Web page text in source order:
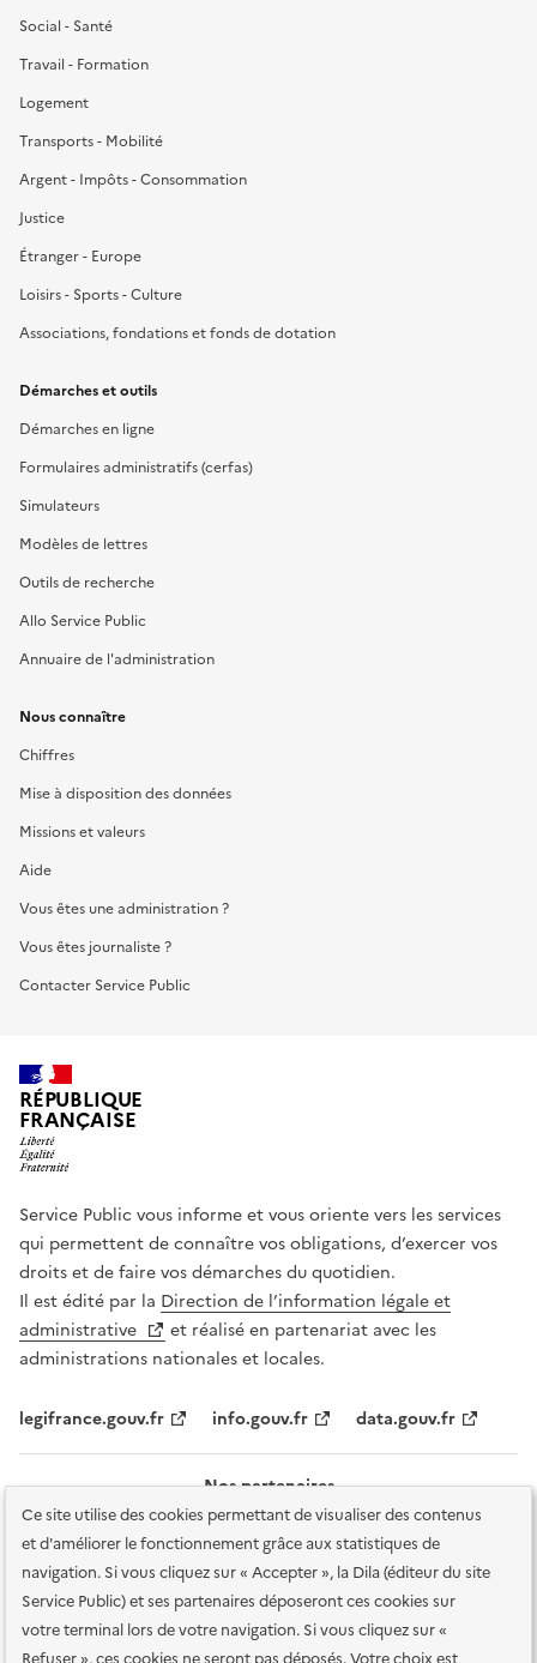
Ce site utilise des cookies permettant de visualiser des contenus
et d'améliorer le fonctionnement grâce aux statistiques de
navigation. Si vous cliquez sur « Accepter », la Dila (éditeur du site
Service Public) et ses partenaires déposeront ces cookies sur
votre terminal lors de votre navigation. Si vous cliquez sur «
Social - Santé
Travail - Formation
Logement
Transports - Mobilité
Argent - Impôts - Consommation
Justice
Étranger - Europe
Loisirs - Sports - Culture
Associations, fondations et fonds de dotation
Démarches et outils
Démarches en ligne
Formulaires administratifs (cerfas)
Simulateurs
Modèles de lettres
Outils de recherche
Allo Service Public
Annuaire de l'administration
Nous connaître
Chiffres
Mise à disposition des données
Missions et valeurs
Aide
Vous êtes une administration ?
Vous êtes journaliste ?
Contacter Service Public
RÉPUBLIQUE
FRANÇAISE
Service Public vous informe et vous oriente vers les services
qui permettent de connaître vos obligations, d’exercer vos
droits et de faire vos démarches du quotidien.
Il est édité par la Direction de l’information légale et
administrative
et réalisé en partenariat avec les
administrations nationales et locales.
legifrance.gouv.fr info.gouv.fr data.gouv.fr
Nos partenaires
Plan du site Accessibilité : totalement conforme Accessibilité des